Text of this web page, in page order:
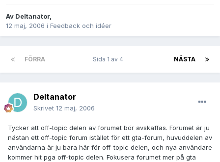
Av Deltanator,
12 maj, 2006 i Feedback och idéer
FÖRRA NÄSTA
Sida 1 av 4
Deltanator
Skrivet 12 maj, 2006
Tycker att off-topic delen av forumet bör avskaffas. Forumet är ju
nästan ett off-topic forum istället för ett gta-forum, huvuddelen av
användarna är ju bara här för off-topic delen, och nya användare
kommer hit pga off-topic delen. Fokusera forumet mer på gta